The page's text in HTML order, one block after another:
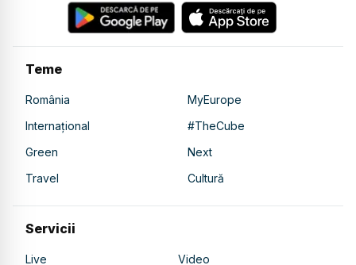
Teme
România
MyEurope
Internațional
#TheCube
Green
Next
Travel
Cultură
Servicii
Live Video